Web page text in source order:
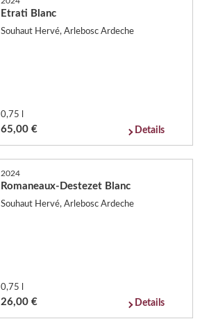
Etrati Blanc
Souhaut Hervé, Arlebosc Ardeche
0,75 l
65,00 € Details
2024
Romaneaux-Destezet Blanc
Souhaut Hervé, Arlebosc Ardeche
0,75 l
26,00 € Details